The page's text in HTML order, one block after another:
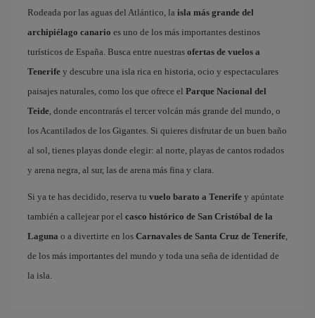
Rodeada por las aguas del Atlántico, la isla más grande del
archipiélago canario es uno de los más importantes destinos
turísticos de España. Busca entre nuestras ofertas de vuelos a
Tenerife y descubre una isla rica en historia, ocio y espectaculares
paisajes naturales, como los que ofrece el Parque Nacional del
Teide, donde encontrarás el tercer volcán más grande del mundo, o
los Acantilados de los Gigantes. Si quieres disfrutar de un buen baño
al sol, tienes playas donde elegir: al norte, playas de cantos rodados
y arena negra, al sur, las de arena más fina y clara.
Si ya te has decidido, reserva tu vuelo barato a Tenerife y apúntate
también a callejear por el casco histórico de San Cristóbal de la
Laguna o a divertirte en los Carnavales de Santa Cruz de Tenerife,
de los más importantes del mundo y toda una seña de identidad de
la isla.